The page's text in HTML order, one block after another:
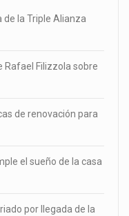
de la Triple Alianza
Rafael Filizzola sobre
de renovación para
el sueño de la casa
por llegada de la